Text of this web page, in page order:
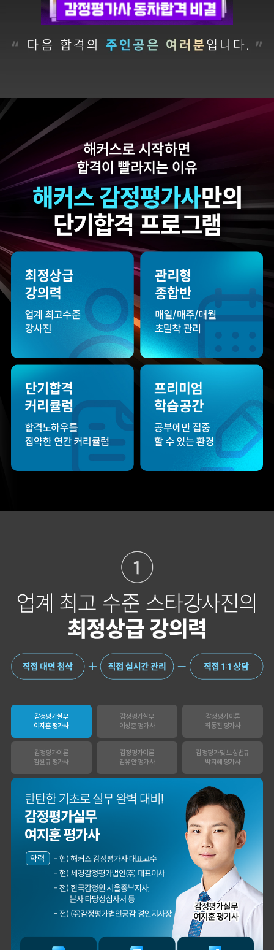
합격생 김*현님 합격생 김*훈님
않았을까 생각하고,
주변 분들에게도
감정평가사 시작은
해커스에서 하라고
추천합니다.
합격생 김*훈님
GS를 통해 넉넉한 실무
점수를 받으며 합격할 수
있었습니다.
합격생 김*인님
해커스의 선생님들의
강의력이 너무 좋았어요.
덕분에 노베이스로
합격할 수 있었습니다.
합격생 양*성님
해커스의 선생님들이
직접 답안을 봐주시고
피드백 해주셔서 합격할
수 있었습니다.
합격생 이*원님
해커스에서 시작했으면
더 빨리 합격하지
않았을까 생각하고,
주변 분들에게도
해커스에서 하라고
추천합니다.
해커스 여지훈
GS를 통해 넉넉한 실무
점수를 받으며 합격할 수
합격생 양*성님
피드백 해주셔서 합격할
수 있었습니다.
합격생 이*원님
들어봤지만, 해커스
이성준 평가사님은
문제가 좋아서 선택하게
되었습니다.
합격생 박*원님
본 합격생은 이성준 선생님 강의
수강 합격생입니다.
막막했는데 해커스
이성준 평가사님이
따라오다보니
합격이라는 결과를 받을
수 있었습니다.
합격생 성*남님
본 합격생은 이성준 선생님 강의
수강 합격생입니다.
감정평가실무
여지훈 평가사
감정평가실무
이성준 평가사
감정평가이론
최동진 평가사
감정평가이론
김원규 평가사
감정평가이론
김유안 평가사
감정평가 및 보상법규
박지혜 평가사